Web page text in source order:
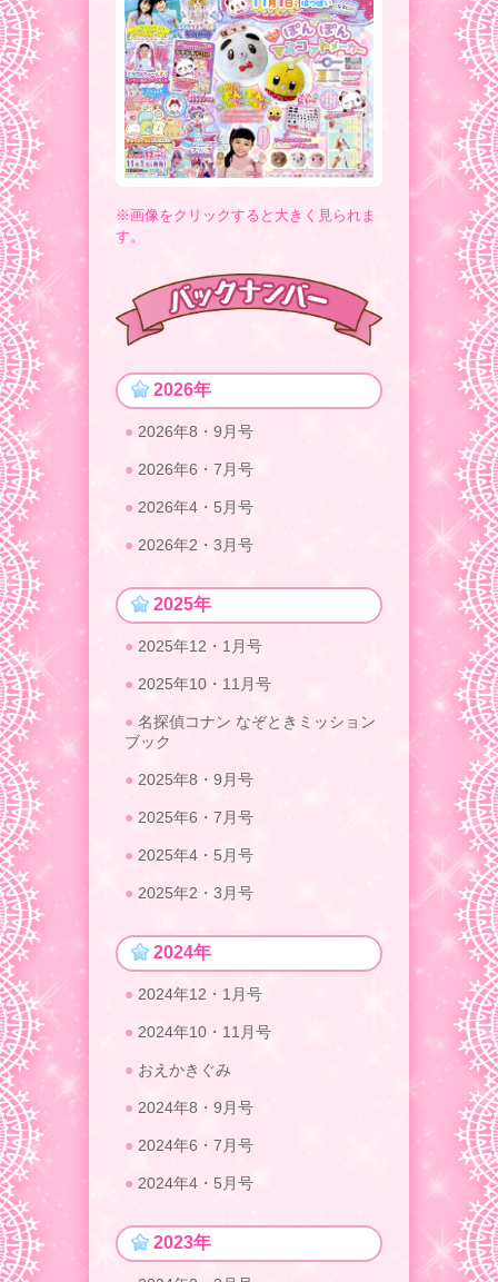
※画像をクリックすると大きく見られま
す。
2026年
2026年8・9月号
2026年6・7月号
2026年4・5月号
2026年2・3月号
2025年
2025年12・1月号
2025年10・11月号
名探偵コナン なぞときミッション
ブック
2025年8・9月号
2025年6・7月号
2025年4・5月号
2025年2・3月号
2024年
2024年12・1月号
2024年10・11月号
おえかきぐみ
2024年8・9月号
2024年6・7月号
2024年4・5月号
2023年